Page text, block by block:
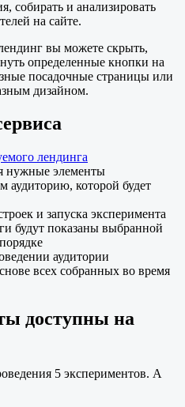
собирать и анализировать
на сайте.
вы можете скрыть,
определенные кнопки на
посадочные страницы или
дизайном.
лендинга
нужные элементы
аудиторию, которой будет
и запуска эксперимента
будут показаны выбранной
аудитории
всех собранных во время
доступны на
5 экспериментов. А